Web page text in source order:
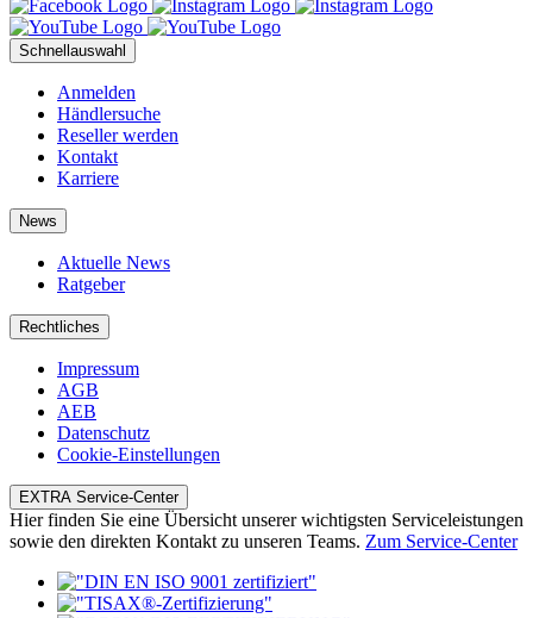
Schnellauswahl
Anmelden
Händlersuche
Reseller werden
Kontakt
Karriere
News
Aktuelle News
Ratgeber
Rechtliches
Impressum
AGB
AEB
Datenschutz
Cookie-Einstellungen
EXTRA Service-Center
Hier finden Sie eine Übersicht unserer wichtigsten Serviceleistungen
sowie den direkten Kontakt zu unseren Teams. Zum Service-Center